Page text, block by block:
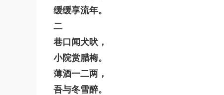
缓缓享流年。
二
巷口闻犬吠，
小院赏腊梅。
薄酒一二两，
吾与冬雪醉。